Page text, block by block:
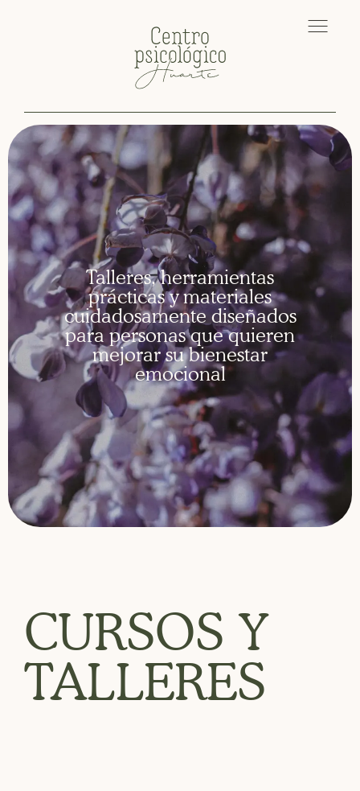
Talleres, herramientas
prácticas y materiales
cuidadosamente diseñados
para personas que quieren
mejorar su bienestar
emocional
CURSOS Y
TALLERES